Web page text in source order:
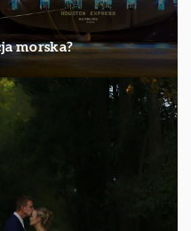
morska?